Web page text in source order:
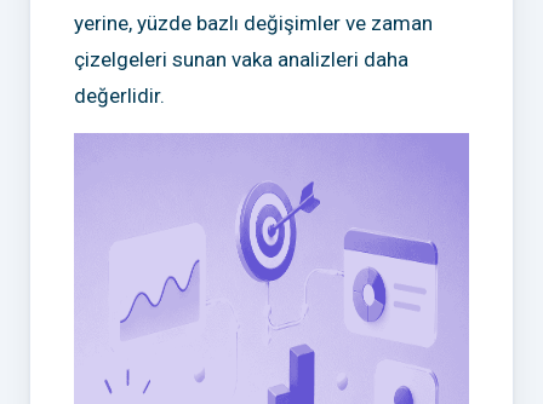
yerine, yüzde bazlı değişimler ve zaman
çizelgeleri sunan vaka analizleri daha
değerlidir.